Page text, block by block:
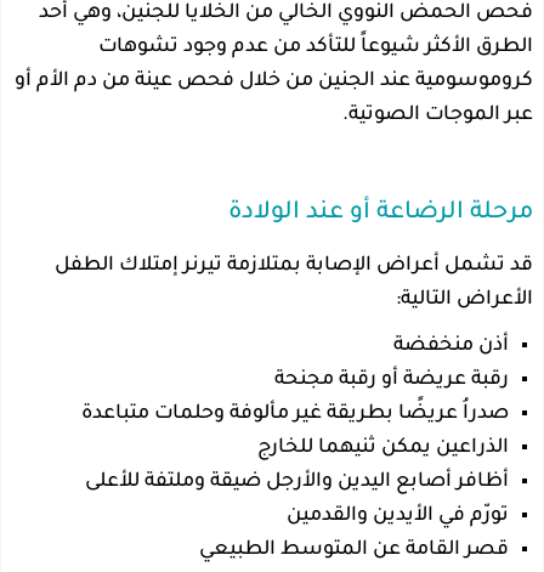
فحص الحمض النووي الخالي من الخلايا للجنين، وهي أحد
الطرق الأكثر شيوعاً للتأكد من عدم وجود تشوهات
كروموسومية عند الجنين من خلال فحص عينة من دم الأم أو
عبر الموجات الصوتية.
مرحلة الرضاعة أو عند الولادة
قد تشمل أعراض الإصابة بمتلازمة تيرنر إمتلاك الطفل
الأعراض التالية:
أذن منخفضة
رقبة عريضة أو رقبة مجنحة
صدراُ عريضًا بطريقة غير مألوفة وحلمات متباعدة
الذراعين يمكن ثنيهما للخارج
أظافر أصابع اليدين والأرجل ضيقة وملتفة للأعلى
تورّم في الأيدين والقدمين
قصر القامة عن المتوسط الطبيعي